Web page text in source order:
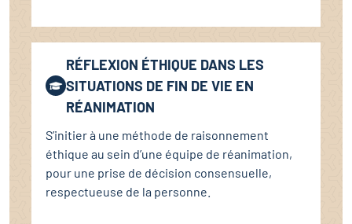
RÉFLEXION ÉTHIQUE DANS LES
SITUATIONS DE FIN DE VIE EN
RÉANIMATION
S’initier à une méthode de raisonnement
éthique au sein d’une équipe de réanimation,
pour une prise de décision consensuelle,
respectueuse de la personne.